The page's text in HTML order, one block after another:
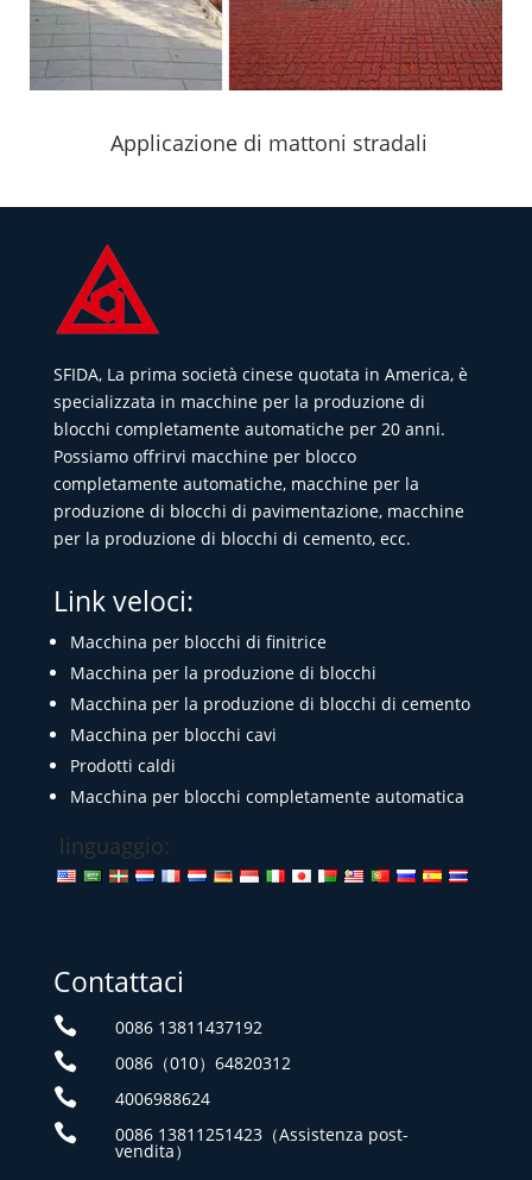
Applicazione di mattoni stradali
SFIDA, La prima società cinese quotata in America, è
specializzata in macchine per la produzione di
blocchi completamente automatiche per 20 anni.
Possiamo offrirvi macchine per blocco
completamente automatiche, macchine per la
produzione di blocchi di pavimentazione, macchine
per la produzione di blocchi di cemento, ecc.
Link veloci:
Macchina per blocchi di finitrice
Macchina per la produzione di blocchi
Macchina per la produzione di blocchi di cemento
Macchina per blocchi cavi
Prodotti caldi
Macchina per blocchi completamente automatica
linguaggio:
Contattaci
 0086 13811437192
 0086（010）64820312
 4006988624
 0086 13811251423（Assistenza post-
vendita）